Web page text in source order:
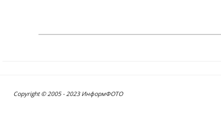
Copyright © 2005 - 2023 ИнформФОТО